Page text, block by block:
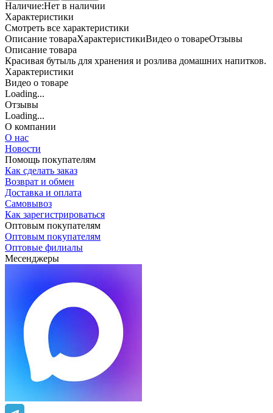
Наличие:Нет в наличии
Характеристики
Cмотреть все характеристики
Описание товараХарактеристикиВидео о товареОтзывы
Описание товара
Красивая бутыль для хранения и розлива домашних напитков.
Характеристики
Видео о товаре
Loading...
Отзывы
Loading...
О компании
О нас
Новости
Помощь покупателям
Как сделать заказ
Возврат и обмен
Доставка и оплата
Самовывоз
Как зарегистрироваться
Оптовым покупателям
Оптовым покупателям
Оптовые филиалы
Месенджеры